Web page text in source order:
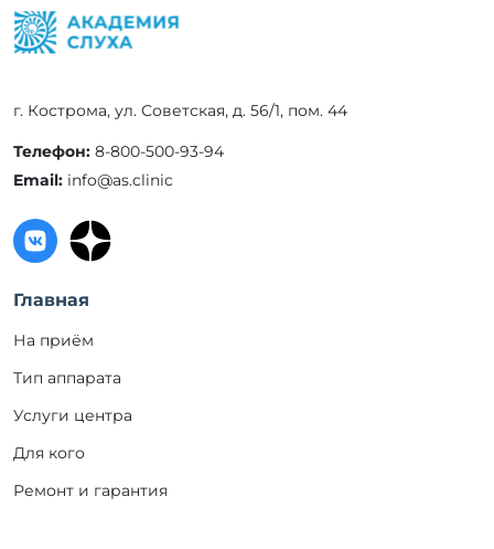
г. Кострома, ул. Советская, д. 56/1, пом. 44
Телефон: 8-800-500-93-94
Email: info@as.clinic
Главная
На приём
Тип аппарата
Услуги центра
Для кого
Ремонт и гарантия